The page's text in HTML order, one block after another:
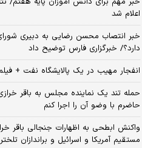
اعلام شد
خبر انتصاب محسن رضایی به دبیری
دارد؟/ خبرگزاری فارس توضیح داد
انفجار مهیب در یک پالایشگاه نفت +
حمله تند یک نماینده مجلس به باقر
حاضرم با وضو آن را اجرا کنم
واکنش ابطحی به اظهارات جنجالی باقر
مستقیم آمریکا و اسرائیل و براندازان